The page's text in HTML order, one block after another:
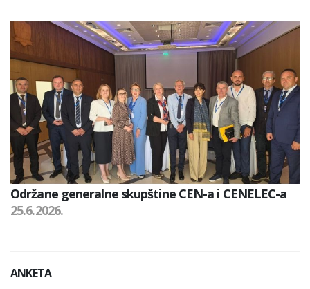
Održane generalne skupštine CEN-a i CENELEC-a
25.6.2026.
ANKETA